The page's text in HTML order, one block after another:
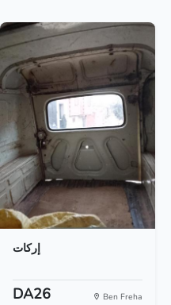
إركات
DA26 Ben Freha